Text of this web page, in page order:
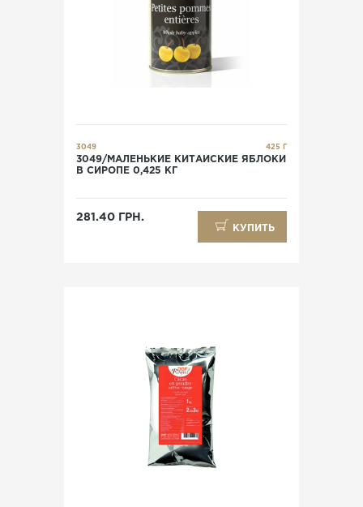
3049 425 Г
3049/МАЛЕНЬКИЕ КИТАЙСКИЕ ЯБЛОКИ
В СИРОПЕ 0,425 КГ
281.40 ГРН.
КУПИТЬ